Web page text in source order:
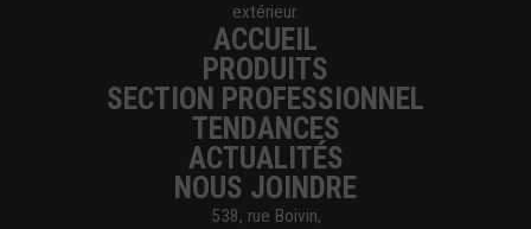
extérieur.
ACCUEIL
PRODUITS
SECTION PROFESSIONNEL
TENDANCES
ACTUALITÉS
NOUS JOINDRE
538, rue Boivin,